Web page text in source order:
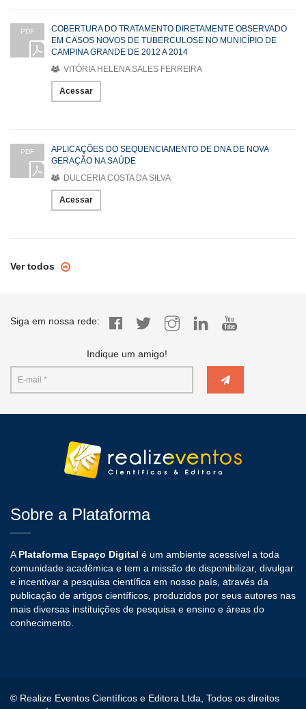
PDF
COBERTURA DO TRATAMENTO DIRETAMENTE OBSERVADO
EM CASOS NOVOS DE TUBERCULOSE NO MUNICÍPIO DE
CAMPINA GRANDE DE 2012 A 2014
VITÓRIA HELENA SALES FERREIRA
Acessar
PDF
APLICAÇÕES DO SEQUENCIAMENTO DE DNA DE NOVA
GERAÇÃO NA SAÚDE
DULCERIA COSTA DA SILVA
Acessar
Ver todos
Siga em nossa rede:
Indique um amigo!
Sobre a Plataforma
A Plataforma Espaço Digital é um ambiente acessível a toda
comunidade acadêmica e tem a missão de disponibilizar, divulgar
e incentivar a pesquisa científica em nosso país, através da
publicação de artigos científicos, produzidos por seus autores nas
mais diversas instituições de pesquisa e ensino e áreas do
conhecimento.
© Realize Eventos Científicos e Editora Ltda, Todos os direitos